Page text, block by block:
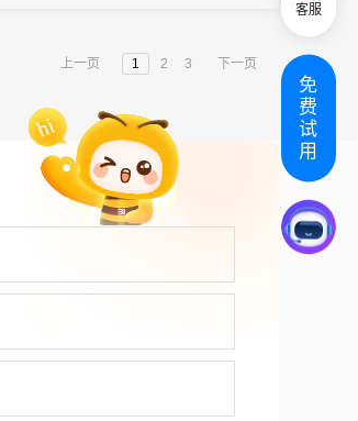
上一页 1 2 3 下一页
客服
免
费
试
用